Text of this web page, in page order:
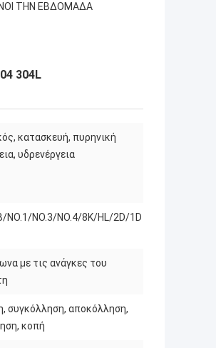
ΤΗΝ ΕΒΔΟΜΑΔΑ
304L
κατασκευή, πυρηνική
υδρενέργεια
NO.1/NO.3/NO.4/8K/HL/2D/1D
με τις ανάγκες του
συγκόλληση, αποκόλληση,
κοπή